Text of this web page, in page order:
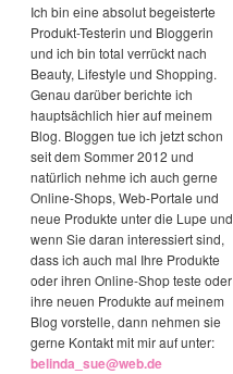
Ich bin eine absolut begeisterte
Produkt-Testerin und Bloggerin
und ich bin total verrückt nach
Beauty, Lifestyle und Shopping.
Genau darüber berichte ich
hauptsächlich hier auf meinem
Blog. Bloggen tue ich jetzt schon
seit dem Sommer 2012 und
natürlich nehme ich auch gerne
Online-Shops, Web-Portale und
neue Produkte unter die Lupe und
wenn Sie daran interessiert sind,
dass ich auch mal Ihre Produkte
oder ihren Online-Shop teste oder
ihre neuen Produkte auf meinem
Blog vorstelle, dann nehmen sie
gerne Kontakt mit mir auf unter:
belinda_sue@web.de